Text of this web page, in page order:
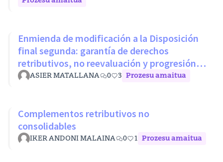
Enmienda de modificación a la Disposición
final segunda: garantía de derechos
retributivos, no reevaluación y progresión
sin penalización
ASIER MATALLANA 0 3 Prozesu amaitua
Complementos retributivos no
consolidables
IKER ANDONI MALAINA 0 1 Prozesu amaitua